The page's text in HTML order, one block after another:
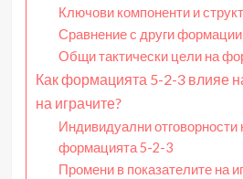
Ключови компоненти и
Сравнение с други формации
Общи тактически цели на
Как формацията 5-2-3 влияе
на играчите?
Индивидуални отговорности
формацията 5-2-3
Промени в показателите на